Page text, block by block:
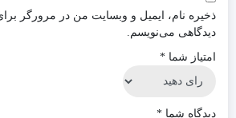
ذخیره نام، ایمیل و وبسایت من در مرورگر
دیدگاهی می‌نویسم.
امتیاز شما *
دیدگاه شما *